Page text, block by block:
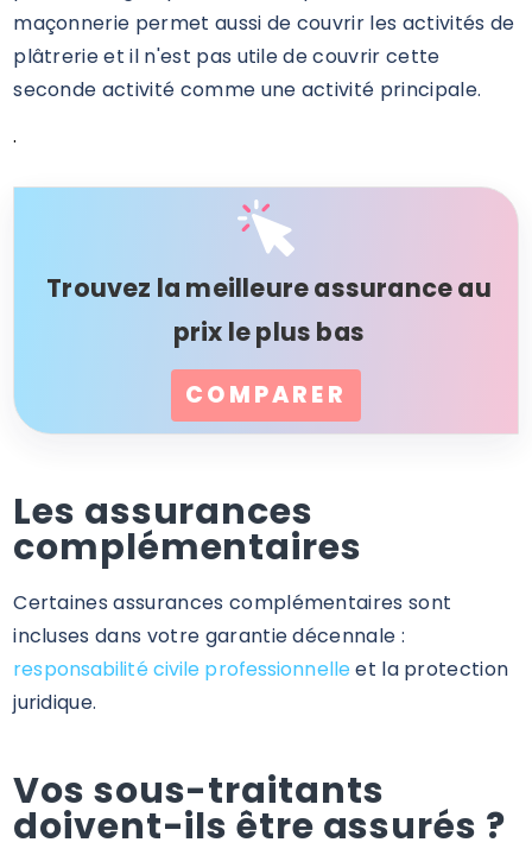
maçonnerie permet aussi de couvrir les activités de
plâtrerie et il n'est pas utile de couvrir cette
seconde activité comme une activité principale.
.
Trouvez la meilleure assurance au
prix le plus bas
COMPARER
Les assurances
complémentaires
Certaines assurances complémentaires sont
incluses dans votre garantie décennale :
responsabilité civile professionnelleet la protection
juridique.
Vos sous-traitants
doivent-ils être assurés ?